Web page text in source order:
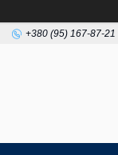
+380 (95) 167-87-21